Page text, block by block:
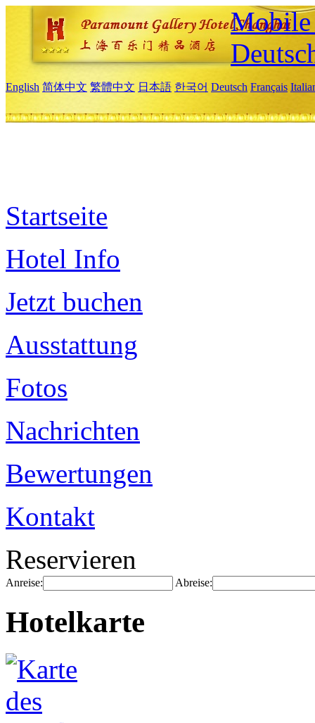
Mobile
English 简体中文 繁體中文 日本語 한국어 Deutsch Français
Startseite
Hotel Info
Jetzt buchen
Ausstattung
Fotos
Nachrichten
Bewertungen
Kontakt
Reservieren
Anreise: Abreise:
Hotelkarte